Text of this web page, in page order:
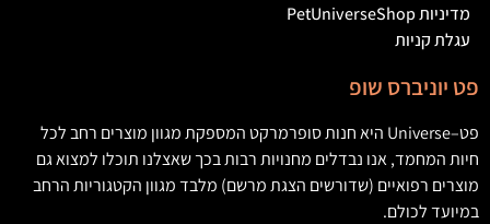
מדיניות PetUniverseShop
עגלת קניות
פט יוניברס שופ
פט–
Universe היא חנות סופרמרקט המספקת מגוון מוצרים רחב לכל
חיות המחמד,אנו נבדלים מחנויות רבות בכך שאצלנו תוכלו למצוא גם
מוצרים רפואיים (שדורשים הצגת מרשם) מלבד מגוון הקטגוריות הרחב
במיועד לכולם.